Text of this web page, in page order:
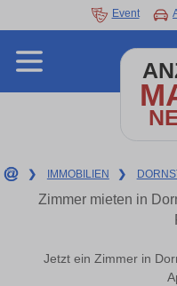
Event
❯ IMMOBILIEN ❯
Zimmer mieten in
Jetzt ein Zimmer in